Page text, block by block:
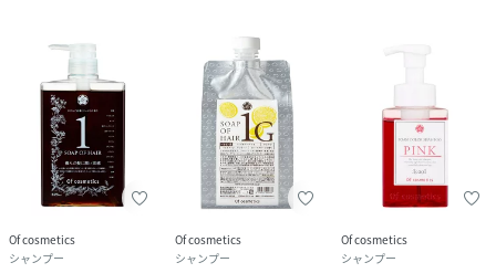
Of cosmetics
シャンプー
Of cosmetics
シャンプー
Of cosmetics
シャンプー